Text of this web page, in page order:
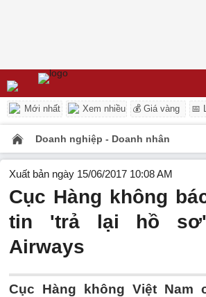
Mới nhất Xem nhiều 💰 Giá vàng 📅
Doanh nghiệp - Doanh nhân
Xuất bản ngày 15/06/2017 10:08 AM
Cục Hàng không
tin 'trả lại hồ sơ'
Airways
Cục Hàng không Việt Nam